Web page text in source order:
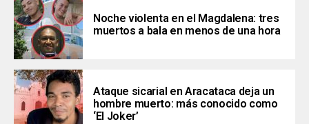
Noche violenta en el Magdalena: tres
muertos a bala en menos de una hora
Ataque sicarial en Aracataca deja un
hombre muerto: más conocido como
‘El Joker’